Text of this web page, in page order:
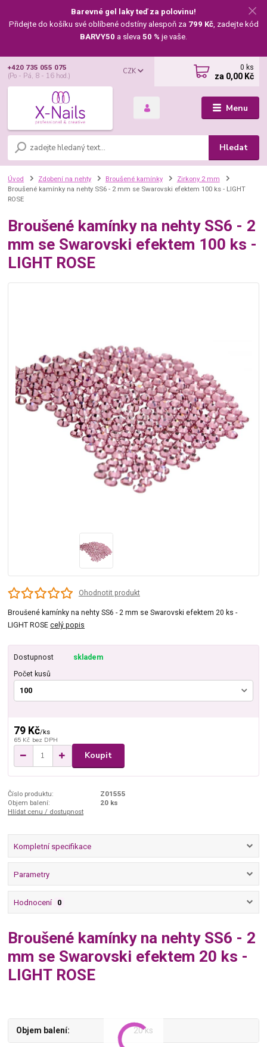
Barevné gel laky teď za polovinu!
Přidejte do košíku své oblíbené odstíny alespoň za 799 Kč, zadejte kód
BARVY50 a sleva 50 % je vaše.
Menu
CZK
Hledat
+420 735 055 075
(Po - Pá, 8 - 16 hod.)
0 ks
za 0,00 Kč
Úvod Zdobení na nehty Broušené kamínky
Zirkony 2 mm
Broušené kamínky na nehty SS6 - 2 mm se Swarovski efektem 100 ks - LIGHT
ROSE
Broušené kamínky na nehty SS6 - 2
mm se Swarovski efektem 100 ks -
LIGHT ROSE
Ohodnotit produkt
Broušené kamínky na nehty SS6 - 2 mm se Swarovski efektem 20 ks -
LIGHT ROSEcelý popis
Dostupnost skladem
Počet kusů
79 Kč/ks
65 Kč bez DPH
Koupit
Číslo produktu:
Z01555
Objem balení:
20 ks
Hlídat cenu / dostupnost
Kompletní specifikace
Parametry
Hodnocení 0
Broušené kamínky na nehty SS6 - 2
mm se Swarovski efektem 20 ks -
LIGHT ROSE
Objem balení 20 ks